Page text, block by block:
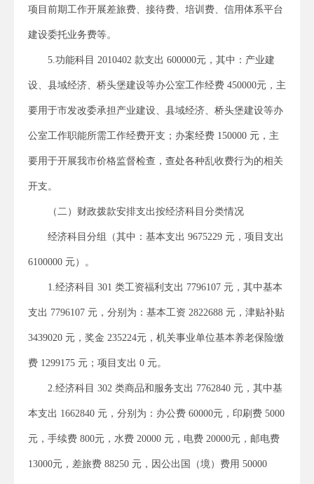
项目前期工作开展差旅费、接待费、培训费、信用体系平台
建设委托业务费等。
5.功能科目 2010402 款支出 600000元，其中：产业建
设、县域经济、桥头堡建设等办公室工作经费 450000元，主
要用于市发改委承担产业建设、县域经济、桥头堡建设等办
公室工作职能所需工作经费开支；办案经费 150000 元，主
要用于开展我市价格监督检查，查处各种乱收费行为的相关
开支。
（二）财政拨款安排支出按经济科目分类情况
经济科目分组（其中：基本支出 9675229 元，项目支出
6100000 元）。
1.经济科目 301 类工资福利支出 7796107 元，其中基本
支出 7796107 元，分别为：基本工资 2822688 元，津贴补贴
3439020 元，奖金 235224元，机关事业单位基本养老保险缴
费 1299175 元；项目支出 0 元。
2.经济科目 302 类商品和服务支出 7762840 元，其中基
本支出 1662840 元，分别为：办公费 60000元，印刷费 5000
元，手续费 800元，水费 20000 元，电费 20000元，邮电费
13000元，差旅费 88250 元，因公出国（境）费用 50000